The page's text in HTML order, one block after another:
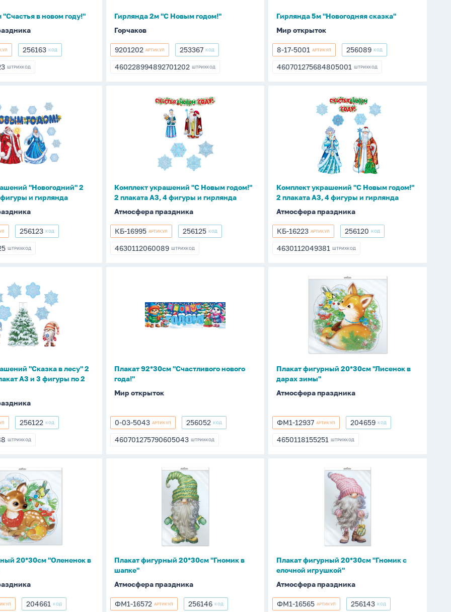
"Счастья в новом году!"
256163
256163 КОД
ШТРИХКОД
Гирлянда 2м "С Новым годом!"
Горчаков
9201202
9201202 АРТИКУЛ 253367
253367 КОД
460228994892701202
460228994892701202 ШТРИХКОД
Гирлянда 5м "Новогодняя сказка"
Мир открыток
8-
17-
8-17-5001 АРТИКУЛ 256089
256089 КОД
460701275684805001
460701275684805001 ШТРИХКОД
"Новогодний" 2
и гирлянда
256123
256123 КОД
ШТРИХКОД
Комплект
4
фигуры
и
гирлянда
Комплект украшений "С Новым годом!"
2 плаката А3, 4 фигуры и гирлянда
Атмосфера праздника
КБ-16995
КБ-16995 АРТИКУЛ 256125
256125 КОД
4630112060089
4630112060089 ШТРИХКОД
украшений
4
фигуры
и
гирлянда
Комплект украшений "С Новым годом!"
2 плаката А3, 4 фигуры и гирлянда
Атмосфера праздника
КБ-16223
КБ-16223 АРТИКУЛ 256120
256120 КОД
4630112049381
4630112049381 ШТРИХКОД
"Сказка в лесу" 2
А3 и 3 фигуры по 2
256122
256122 КОД
ШТРИХКОД
"Счастливого
Плакат 92*30см "Счастливого нового
года!"
Мир открыток
0-
03-
0-03-5043 АРТИКУЛ 256052
256052 КОД
460701275790605043
460701275790605043 ШТРИХКОД
фигурный
20*30см
"Лисенок
Плакат фигурный 20*30см "Лисенок в
дарах зимы"
Атмосфера праздника
ФМ1-
12937
ФМ1-12937 АРТИКУЛ 204659
204659 КОД
4650118155251
4650118155251 ШТРИХКОД
20*30см "Олененок в
204661
204661 КОД
Плакат фигурный 20*30см "Гномик в
шапке"
Атмосфера праздника
ФМ1-
ФМ1-16572 АРТИКУЛ 256146
256146 КОД
Плакат фигурный 20*30см "Гномик с
елочной игрушкой"
Атмосфера праздника
ФМ1-
ФМ1-16565 АРТИКУЛ 256143
256143 КОД